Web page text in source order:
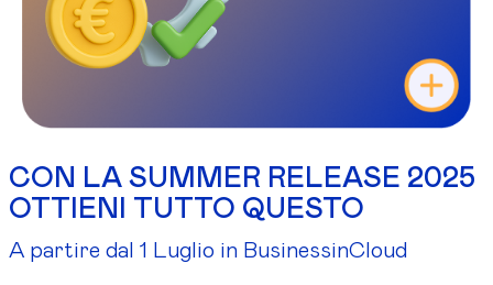
CON LA SUMMER RELEASE 2025
OTTIENI TUTTO QUESTO
A partire dal 1 Luglio in BusinessinCloud